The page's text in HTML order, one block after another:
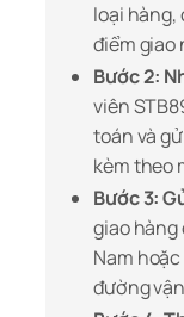
loại hàng,
điểm giao
Bước 2:
viên
toán và
kèm theo
Bước 3:
giao hàng
Nam
đường